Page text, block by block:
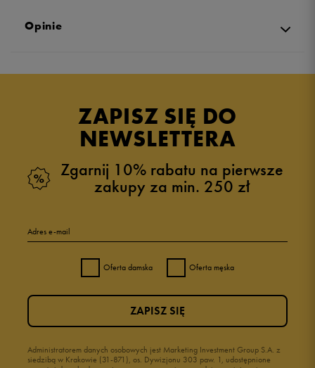
Opinie
5.0
zebranych i zweryfikowanych przez
4 0%
1 0%
ZAPISZ SIĘ DO
NEWSLETTERA
Zgarnij 10% rabatu na pierwsze
zakupy za min. 250 zł
Adres e-mail
Oferta damska Oferta męska
Administratorem danych osobowych jest Marketing Investment Group S.A. z
siedzibą w Krakowie (31-871), os. Dywizjonu 303 paw. 1, udostępnione
ZAPISZ SIĘ